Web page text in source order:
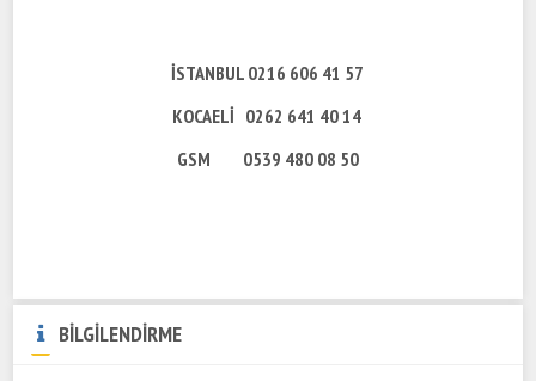
İSTANBUL 0216 606 41 57
KOCAELİ 0262 641 40 14
GSM 0539 480 08 50
BİLGİLENDİRME